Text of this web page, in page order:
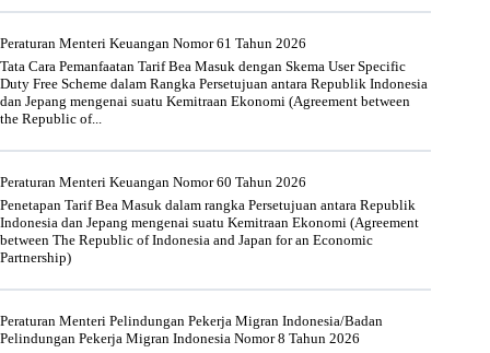
Peraturan Menteri Keuangan Nomor 61 Tahun 2026
Tata Cara Pemanfaatan Tarif Bea Masuk dengan Skema User Specific
Duty Free Scheme dalam Rangka Persetujuan antara Republik Indonesia
dan Jepang mengenai suatu Kemitraan Ekonomi (Agreement between
the Republic of...
Peraturan Menteri Keuangan Nomor 60 Tahun 2026
Penetapan Tarif Bea Masuk dalam rangka Persetujuan antara Republik
Indonesia dan Jepang mengenai suatu Kemitraan Ekonomi (Agreement
between The Republic of Indonesia and Japan for an Economic
Partnership)
Peraturan Menteri Pelindungan Pekerja Migran Indonesia/Badan
Pelindungan Pekerja Migran Indonesia Nomor 8 Tahun 2026